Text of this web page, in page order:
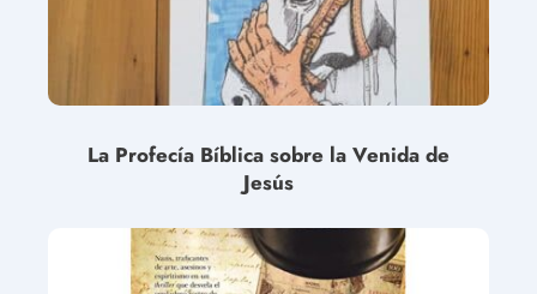
La Profecía Bíblica sobre la Venida de
Jesús